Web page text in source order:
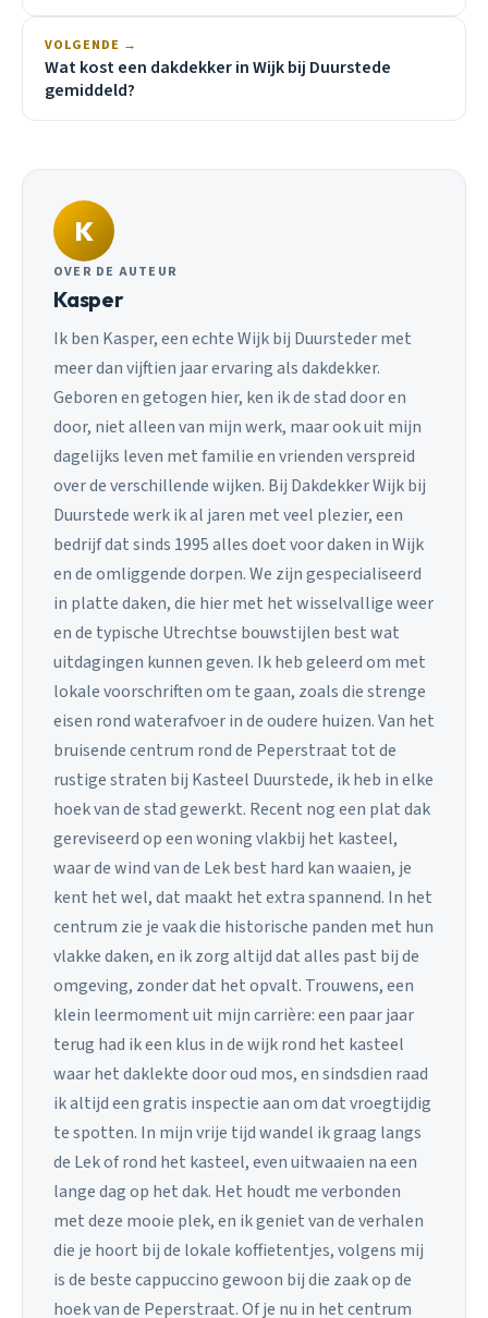
VOLGENDE →
Wat kost een dakdekker in Wijk bij Duurstede
gemiddeld?
K
OVER DE AUTEUR
Kasper
Ik ben Kasper, een echte Wijk bij Duursteder met
meer dan vijftien jaar ervaring als dakdekker.
Geboren en getogen hier, ken ik de stad door en
door, niet alleen van mijn werk, maar ook uit mijn
dagelijks leven met familie en vrienden verspreid
over de verschillende wijken. Bij Dakdekker Wijk bij
Duurstede werk ik al jaren met veel plezier, een
bedrijf dat sinds 1995 alles doet voor daken in Wijk
en de omliggende dorpen. We zijn gespecialiseerd
in platte daken, die hier met het wisselvallige weer
en de typische Utrechtse bouwstijlen best wat
uitdagingen kunnen geven. Ik heb geleerd om met
lokale voorschriften om te gaan, zoals die strenge
eisen rond waterafvoer in de oudere huizen. Van het
bruisende centrum rond de Peperstraat tot de
rustige straten bij Kasteel Duurstede, ik heb in elke
hoek van de stad gewerkt. Recent nog een plat dak
gereviseerd op een woning vlakbij het kasteel,
waar de wind van de Lek best hard kan waaien, je
kent het wel, dat maakt het extra spannend. In het
centrum zie je vaak die historische panden met hun
vlakke daken, en ik zorg altijd dat alles past bij de
omgeving, zonder dat het opvalt. Trouwens, een
klein leermoment uit mijn carrière: een paar jaar
terug had ik een klus in de wijk rond het kasteel
waar het daklekte door oud mos, en sindsdien raad
ik altijd een gratis inspectie aan om dat vroegtijdig
te spotten. In mijn vrije tijd wandel ik graag langs
de Lek of rond het kasteel, even uitwaaien na een
lange dag op het dak. Het houdt me verbonden
met deze mooie plek, en ik geniet van de verhalen
die je hoort bij de lokale koffietentjes, volgens mij
is de beste cappuccino gewoon bij die zaak op de
hoek van de Peperstraat. Of je nu in het centrum